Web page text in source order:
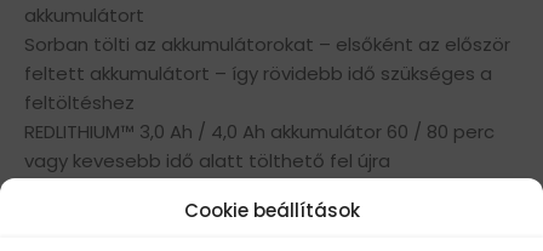
Cookie beállítások
akkumulátort
Sorban tölti az akkumulátorokat – elsőként az először
feltett akkumulátort – így rövidebb idő szükséges a
feltöltéshez
REDLITHIUM™ 3,0 Ah / 4,0 Ah akkumulátor 60 / 80 perc
vagy kevesebb idő alatt tölthető fel újra
vagy kevesebb idő alatt tölthető fel újra